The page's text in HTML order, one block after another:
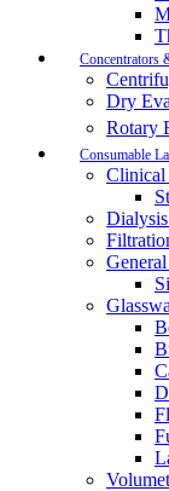
Concentrators
Dry
Rotary
Consumable
Clinical